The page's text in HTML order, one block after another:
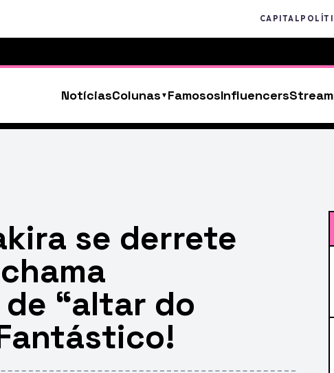
CAPITAL
NotíciasColunas FamososInfluencers
se derrete
“altar do